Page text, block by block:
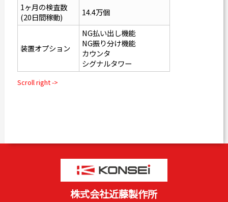
1ヶ月の検査数
(20日間稼動)
14.4万個
装置オプション
NG払い出し機能
NG振り分け機能
カウンタ
シグナルタワー
株式会社近藤製作所